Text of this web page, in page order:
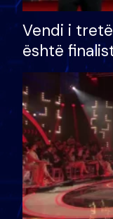
Vendi i
është